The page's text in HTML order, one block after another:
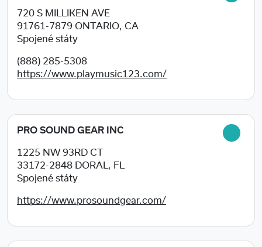
720 S MILLIKEN AVE
91761-7879 ONTARIO, CA
Spojené státy
(888) 285-5308
https://www.playmusic123.com/
PRO SOUND GEAR INC
1225 NW 93RD CT
33172-2848 DORAL, FL
Spojené státy
https://www.prosoundgear.com/